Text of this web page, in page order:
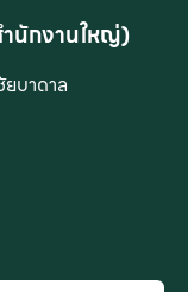
ำนักงานใหญ่)
บาดาล